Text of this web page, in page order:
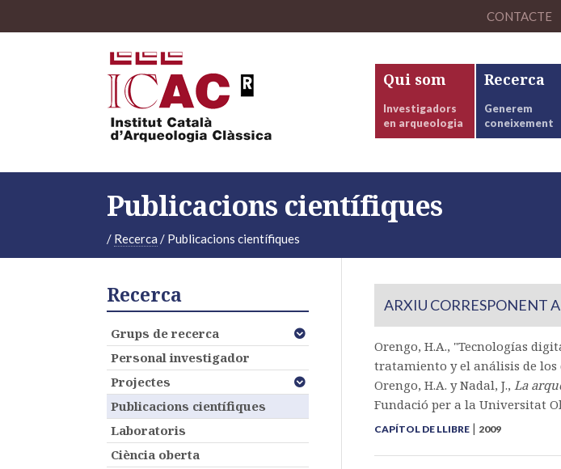
CONTACTE
Qui som
Investigadors
en arqueologia
Recerca
Generem
coneixement
Publicacions científiques
/ Recerca / Publicacions científiques
ARXIU CORRESPONENT A
Orengo, H.A., "Tecnologías
tratamiento y el análisis de los
Orengo, H.A. y Nadal, J., La
Fundació per a la Universitat
CAPÍTOL DE LLIBRE | 2009
Recerca
Grups de recerca
Personal investigador
Projectes
Publicacions científiques
Laboratoris
Ciència oberta